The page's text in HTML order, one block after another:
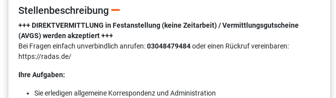
Stellenbeschreibung
+++ DIREKTVERMITTLUNG in Festanstellung (keine Zeitarbeit) / Vermittlungsgutscheine
(AVGS) werden akzeptiert +++
Bei Fragen einfach unverbindlich anrufen:03048479484oder einen Rückruf vereinbaren:
https://radas.de/
Ihre Aufgaben:
Sie erledigen allgemeine Korrespondenz und Administration